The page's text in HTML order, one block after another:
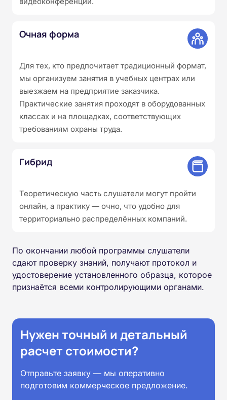
Очная форма
Для тех, кто предпочитает традиционный формат,
мы организуем занятия в учебных центрах или
выезжаем на предприятие заказчика.
Практические занятия проходят в оборудованных
классах и на площадках, соответствующих
требованиям охраны труда.
Гибрид
Теоретическую часть слушатели могут пройти
онлайн, а практику — очно, что удобно для
территориально распределённых компаний.
По окончании любой программы слушатели
сдают проверку знаний, получают протокол и
удостоверение установленного образца, которое
признаётся всеми контролирующими органами.
Нужен точный и детальный
расчет стоимости?
Отправьте заявку — мы оперативно
подготовим коммерческое предложение.